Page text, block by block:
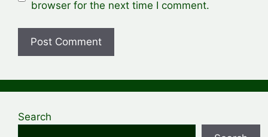
browser for the next time I comment.
Search